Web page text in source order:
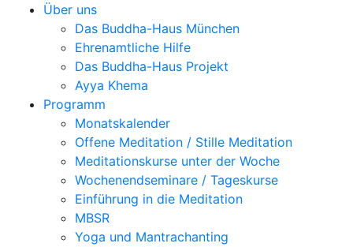
Über uns
Das Buddha-Haus München
Ehrenamtliche Hilfe
Das Buddha-Haus Projekt
Ayya Khema
Programm
Monatskalender
Offene Meditation / Stille Meditation
Meditationskurse unter der Woche
Wochenendseminare / Tageskurse
Einführung in die Meditation
MBSR
Yoga und Mantrachanting